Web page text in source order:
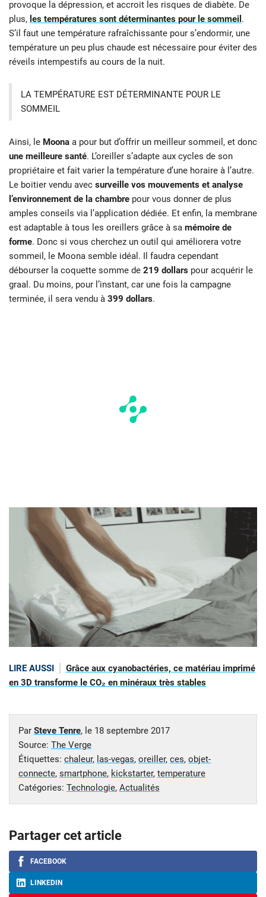
provoque la dépression, et accroit les risques de diabète. De
plus, les températures sont déterminantes pour le sommeil .
S’il faut une température rafraîchissante pour s’endormir, une
température un peu plus chaude est nécessaire pour éviter des
réveils intempestifs au cours de la nuit.
LA TEMPÉRATURE EST DÉTERMINANTE POUR LE
SOMMEIL
Ainsi, le Moona a pour but d’offrir un meilleur sommeil, et donc
une meilleure santé. L’oreiller s’adapte aux cycles de son
propriétaire et fait varier la température d’une horaire à l’autre.
Le boitier vendu avec surveille vos mouvements et analyse
l’environnement de la chambre pour vous donner de plus
amples conseils via l’application dédiée. Et enfin, la membrane
est adaptable à tous les oreillers grâce à sa mémoire de
forme. Donc si vous cherchez un outil qui améliorera votre
sommeil, le Moona semble idéal. Il faudra cependant
débourser la coquette somme de 219 dollars pour acquérir le
graal. Du moins, pour l’instant, car une fois la campagne
terminée, il sera vendu à 399 dollars.
LIRE AUSSI
Grâce aux cyanobactéries, ce matériau imprimé
en 3D transforme le CO₂ en minéraux très stables
Par Steve Tenre, le 18 septembre 2017
Source: The Verge
Étiquettes: chaleur, las-vegas, oreiller, ces, objet-
connecte, smartphone, kickstarter, temperature
Catégories: Technologie, Actualités
Partager cet article
FACEBOOK
LINKEDIN